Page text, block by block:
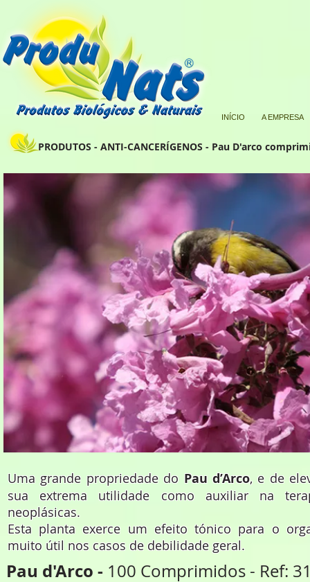
PRODUTOS - ANTI-CANCERÍGENOS - Pau D'arco
INÍCIO A EMPRESA
Pau d'Arco - 100 Comprimidos - Ref:
Uma grande propriedade do Pau d’Arco, e de
sua extrema utilidade como auxiliar na
neoplásicas.
Esta planta exerce um efeito tónico para o
muito útil nos casos de debilidade geral.